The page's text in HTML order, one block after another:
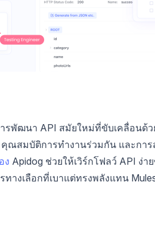
รพัฒนา API สมัยใหม่ที่ขับเคลื่อนด้ว
คุณสมบัติการทำงานร่วมกัน และกา
ง Apidog ช่วยให้เวิร์กโฟลว์ API ง่
างเลือกที่เบาแต่ทรงพลังแทน